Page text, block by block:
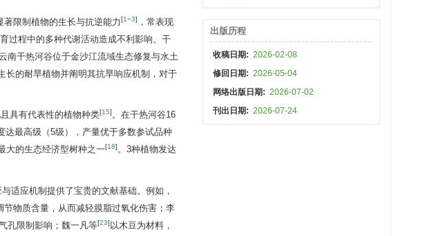
限制植物的生长与抗逆能力[1−3] ，常表现
过程中的多种代谢活动造成不利影响。干
南干热河谷位于金沙江流域生态修复与水土
长的耐旱植物并阐明其抗旱响应机制，对于
具有代表性的植物种类[15]。在干热河谷16
达最高级（5级），产量优于多数参试品种
大的生态经济型树种之一[18]。3种植物发达
适应机制提供了宝贵的文献基础。例如，
物质含量，从而减轻膜脂过氧化伤害；李
孔限制影响；魏一凡等[23] 以木豆为材料，
出版历程
收稿日期: 2026-02-08
修回日期: 2026-05-04
网络出版日期: 2026-07-02
刊出日期: 2026-07-24